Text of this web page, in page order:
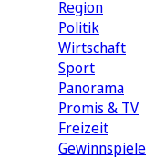
Region
Politik
Wirtschaft
Sport
Panorama
Promis & TV
Freizeit
Gewinnspiele